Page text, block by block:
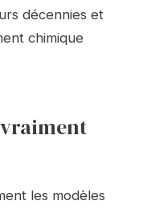
décennies et
chimique
les modèles